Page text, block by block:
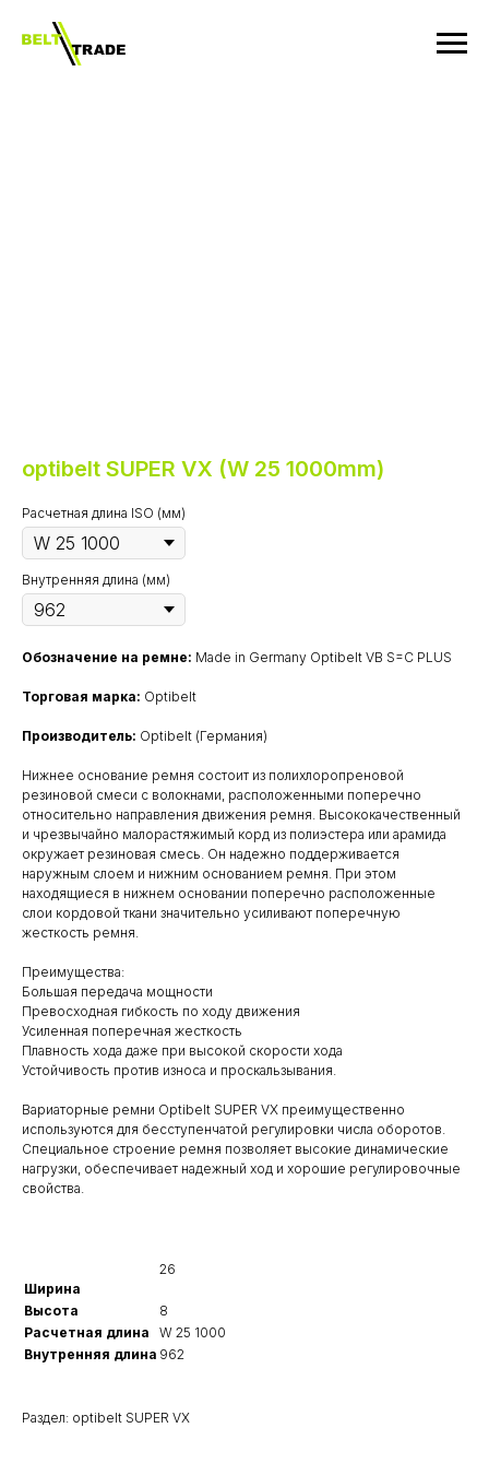
optibelt SUPER VX (W 25 1000mm)
Расчетная длина ISO (мм)
Внутренняя длина (мм)
Обозначение на ремне: Made in Germany Optibelt VB S=C PLUS
Торговая марка: Optibelt
Производитель: Optibelt (Германия)
Нижнее основание ремня состоит из полихлоропреновой
резиновой смеси с волокнами, расположенными поперечно
относительно направления движения ремня. Высококачественный
и чрезвычайно малорастяжимый корд из полиэстерa или арамида
окружает резиновая смесь. Он надежно поддерживается
наружным слоем и нижним основанием ремня. При этом
находящиеся в нижнем основании поперечно расположенные
слои кордовой ткани значительно усиливают поперечную
жесткость ремня.
Преимущества:
Большая передача мощности
Превосходная гибкость по ходу движения
Усиленная поперечная жесткость
Плавность хода даже при высокой скорости хода
Устойчивость против износа и проскальзывания.
Вариаторные ремни Optibelt SUPER VX преимущественно
используются для бесступенчатой регулировки числа оборотов.
Специальное строение ремня позволяет высокие динамические
нагрузки, обеспечивает надежный ход и хорошие регулировочные
свойства.
Ширина
26
Высота
8
Расчетная длина
W 25 1000
Внутренняя длина 962
Раздел: optibelt SUPER VX